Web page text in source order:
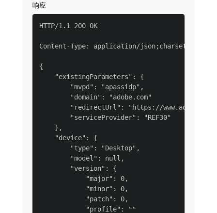
响应
HTTP/1.1 200 OK
Content-Type: application/json;charset=UTF-8
{
    "existingParameters": {
        "mvpd": "apassidp",
        "domain": "adobe.com"
"redirectUrl": "https://
        "serviceProvider": "REF30"
    },
    "device": {
        "type": "Desktop",
        "model": null,
        "version": {
            "major": 0,
            "minor": 0,
            "patch": 0,
            "profile": ""